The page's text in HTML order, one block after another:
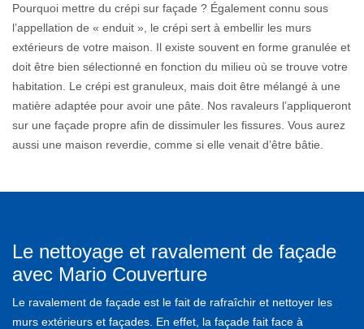
Pourquoi mettre du crépi sur façade ? Également connu sous
l’appellation de « enduit », le crépi sert à embellir les murs
extérieurs de votre maison. Il existe souvent en forme granulée et
doit être bien sélectionné en fonction du milieu où se trouve votre
habitation. Le crépi est granuleux, mais doit être mélangé à une
matière adaptée pour avoir une pâte. Nos ravaleurs l’appliqueront
sur une façade propre afin de dissimuler les fissures. Vous aurez
aussi une maison reverdie, comme si elle venait d’être bâtie.
Le nettoyage et ravalement de façade
avec Mario Couverture
Le ravalement de façade est le fait de rafraîchir et nettoyer les
murs extérieurs et façades. En effet, la façade fait face à